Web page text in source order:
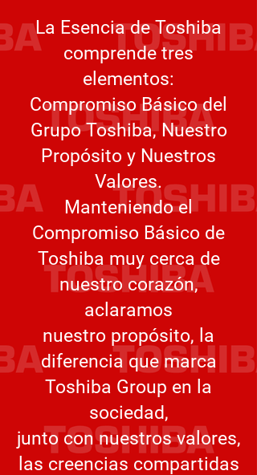
La Esencia de Toshiba
comprende tres
elementos:
Compromiso Básico del
Grupo Toshiba, Nuestro
Propósito y Nuestros
Valores.
Manteniendo el
Compromiso Básico de
Toshiba muy cerca de
nuestro corazón,
aclaramos
nuestro propósito, la
diferencia que marca
Toshiba Group en la
sociedad,
junto con nuestros valores,
las creencias compartidas